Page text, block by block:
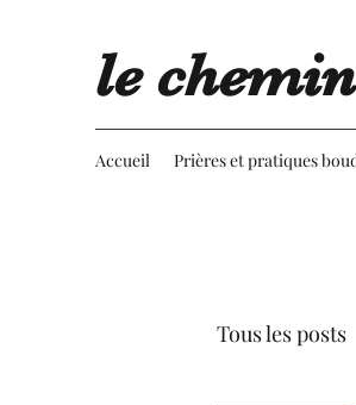
le
Accueil Prières et pratiques
Tous les posts